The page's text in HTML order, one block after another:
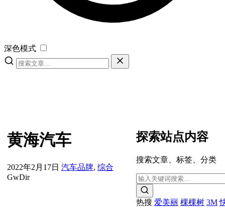
深色模式
黄海汽车
2022年2月17日 汽车品牌, 综合
GwDir
探索站点内容
搜索文章、标签、分类
热搜 爱美丽 棵棵树 3M